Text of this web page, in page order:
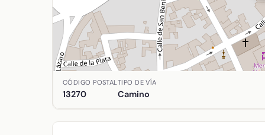
Ubicación de Barondillo (De) en Almagro,
CÓDIGO POSTAL
13270
TIPO DE VÍA
Camino